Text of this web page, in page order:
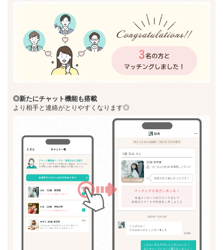
◎新たにチャット機能も搭載
より相手と連絡がとりやすくなります◎